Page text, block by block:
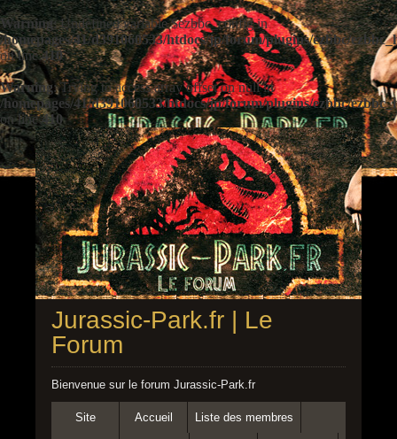
Warning: Undefined variable $ezbbc_config in
/homepages/41/d391060533/htdocs/jp/forum/plugins/ezbbc/
on line410
Warning: Trying to access array offset on null in
/homepages/41/d391060533/htdocs/jp/forum/plugins/ezbbc/
on line410
Jurassic-Park.fr | Le
Forum
Bienvenue sur le forum Jurassic-Park.fr
Site Accueil Liste des membres